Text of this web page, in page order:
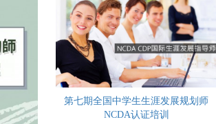
第七期全国中学生生涯发展规划师
NCDA认证培训